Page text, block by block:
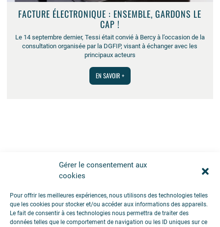
Gérer le consentement aux
cookies
Pour offrir les meilleures expériences, nous utilisons des technologies telles
que les cookies pour stocker et/ou accéder aux informations des appareils.
Le fait de consentir à ces technologies nous permettra de traiter des
données telles que le comportement de navigation ou les ID uniques sur ce
FACTURE ÉLECTRONIQUE : ENSEMBLE, GARDONS LE
CAP !
Le 14 septembre dernier, Tessi était convié à Bercy à l’occasion de la
consultation organisée par la DGFIP, visant à échanger avec les
principaux acteurs
EN SAVOIR +